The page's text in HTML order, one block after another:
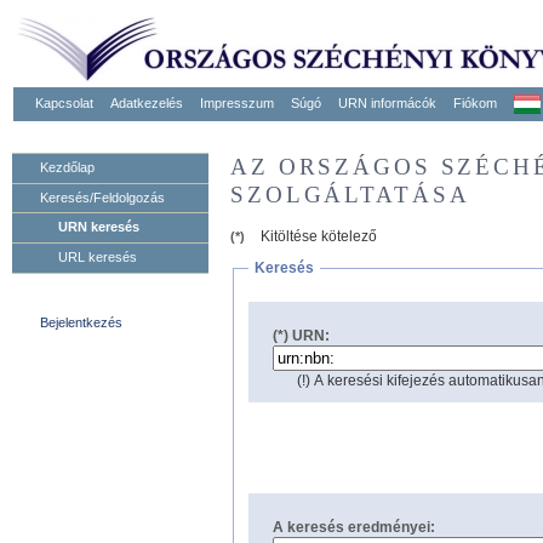
Kapcsolat Adatkezelés Impresszum Súgó URN informácók Fiókom
Kezdőlap
Keresés/Feldolgozás
URN keresés
URL keresés
Bejelentkezés
AZ ORSZÁGOS
SZOLGÁLTATÁSA
(*)
Kitöltése kötelező
Keresés
(*) URN:
(!) A keresési kifejezés
A keresés eredményei: